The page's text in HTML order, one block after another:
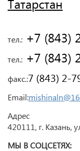
Татарстан
тел.: +7 (843)
тел.: +7 (843)
факс.:7 (843) 2-
Email:
Адрес
420111, г. Казань,
МЫ В СОЦСЕТЯХ: